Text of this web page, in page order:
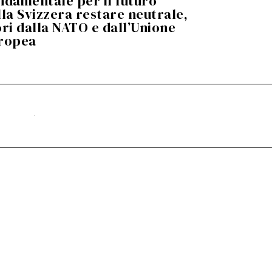
o
s
t
o
2
0
2
6
Svizzera restare neutrale,
dalla NATO e dall’Unione